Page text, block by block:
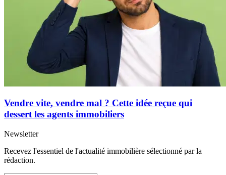
Vendre vite, vendre mal ? Cette idée reçue qui
dessert les agents immobiliers
Newsletter
Recevez l'essentiel de l'actualité immobilière sélectionné par la
rédaction.